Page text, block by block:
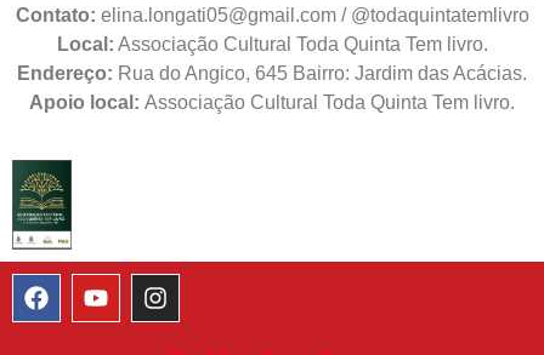
Contato: elina.longati05@gmail.com / @todaquintatemlivro
Local: Associação Cultural Toda Quinta Tem livro.
Endereço: Rua do Angico, 645 Bairro: Jardim das Acácias.
Apoio local: Associação Cultural Toda Quinta Tem livro.